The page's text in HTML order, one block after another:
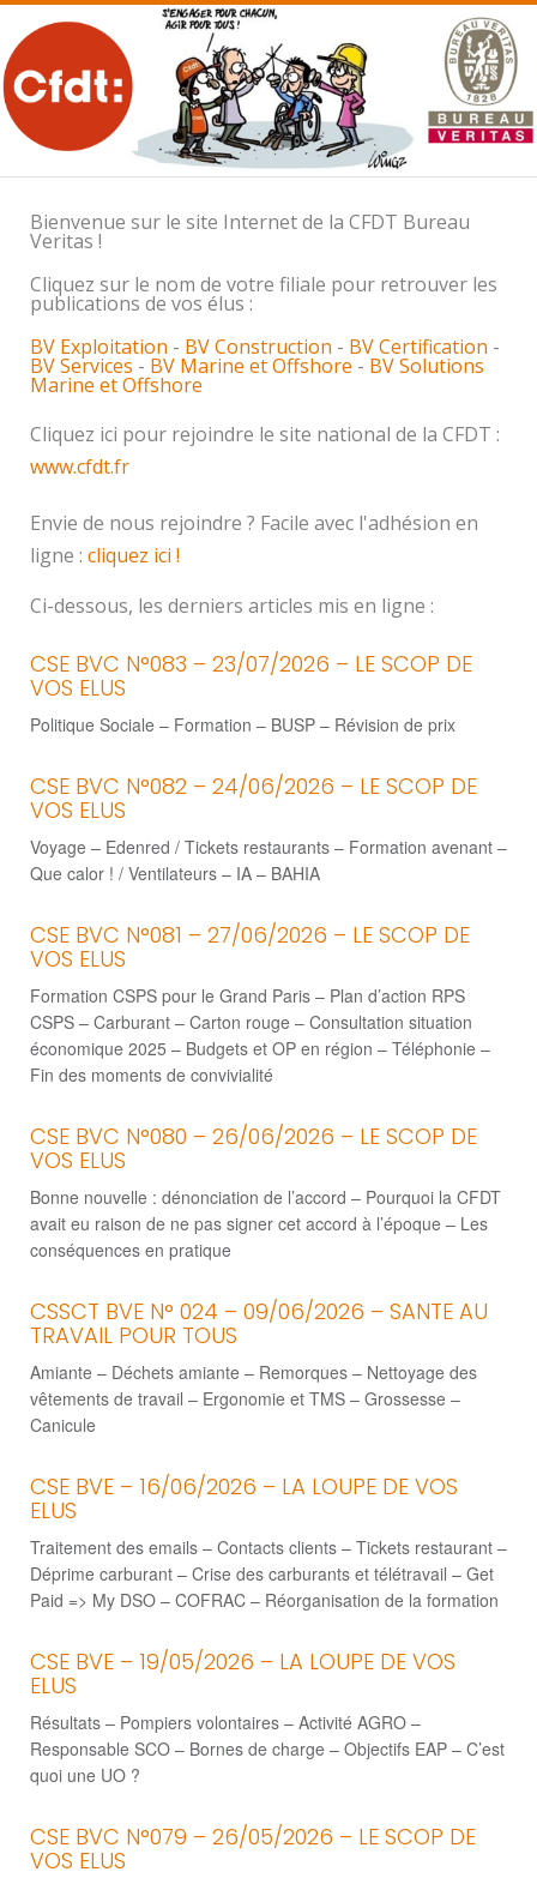
MENU
Bienvenue sur le site Internet de la CFDT Bureau
Veritas !
Cliquez sur le nom de votre filiale pour retrouver les
publications de vos élus :
BV Exploitation - BV Construction - BV Certification -
BV Services - BV Marine et Offshore - BV Solutions
Marine et Offshore
Cliquez ici pour rejoindre le site national de la CFDT :
www.cfdt.fr
Envie de nous rejoindre ? Facile avec l'adhésion en
ligne : cliquez ici !
Ci-dessous, les derniers articles mis en ligne :
CSE BVC N°083 – 23/07/2026 – LE SCOP DE
VOS ELUS
Politique Sociale – Formation – BUSP – Révision de prix
CSE BVC N°082 – 24/06/2026 – LE SCOP DE
VOS ELUS
Voyage – Edenred / Tickets restaurants – Formation avenant –
Que calor ! / Ventilateurs – IA – BAHIA
CSE BVC N°081 – 27/06/2026 – LE SCOP DE
VOS ELUS
Formation CSPS pour le Grand Paris – Plan d’action RPS
CSPS – Carburant – Carton rouge – Consultation situation
économique 2025 – Budgets et OP en région – Téléphonie –
Fin des moments de convivialité
CSE BVC N°080 – 26/06/2026 – LE SCOP DE
VOS ELUS
Bonne nouvelle : dénonciation de l’accord – Pourquoi la CFDT
avait eu raison de ne pas signer cet accord à l’époque – Les
conséquences en pratique
CSSCT BVE N° 024 – 09/06/2026 – SANTE AU
TRAVAIL POUR TOUS
Amiante – Déchets amiante – Remorques – Nettoyage des
vêtements de travail – Ergonomie et TMS – Grossesse –
Canicule
CSE BVE – 16/06/2026 – LA LOUPE DE VOS
ELUS
Traitement des emails – Contacts clients – Tickets restaurant –
Déprime carburant – Crise des carburants et télétravail – Get
Paid => My DSO – COFRAC – Réorganisation de la formation
CSE BVE – 19/05/2026 – LA LOUPE DE VOS
ELUS
Résultats – Pompiers volontaires – Activité AGRO –
Responsable SCO – Bornes de charge – Objectifs EAP – C’est
quoi une UO ?
CSE BVC N°079 – 26/05/2026 – LE SCOP DE
VOS ELUS